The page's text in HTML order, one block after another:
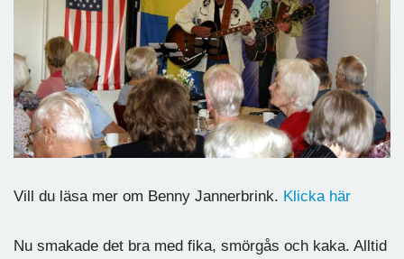
Vill du läsa mer om Benny Jannerbrink. Klicka här
Nu smakade det bra med fika, smörgås och kaka. Alltid